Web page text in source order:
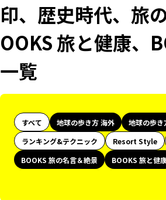
印、歴史時代、旅
OOKS 旅と健康、
一覧
すべて 地球の歩き方 海外 地球の歩き
ランキング&テクニック
Resort Style
BOOKS 旅の名言＆絶景
BOOKS 旅と健